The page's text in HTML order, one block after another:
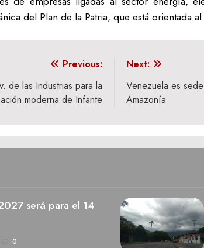
del Plan de la Patria, que está orientada
Previous:
de las Industrias para la
moderna de Infante
Next:
Venezuela es
Amazonía
será para el 14
0